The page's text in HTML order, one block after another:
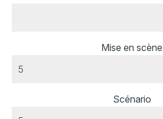
Mise en scène
Scénario